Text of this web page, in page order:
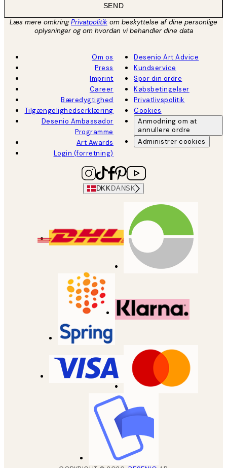
SEND
Læs mere omkringPrivatpolitik om beskyttelse af dine personlige
oplysninger og om hvordan vi behandler dine data
Om os
Press
Imprint
Career
Bæredygtighed
Tilgængelighedserklæring
Desenio Ambassador
Programme
Art Awards
Login (forretning)
Desenio Art Advice
Kundservice
Spor din ordre
Købsbetingelser
Privatlivspolitik
Cookies
Anmodning om at
annullere ordre
Administrer cookies
DKK DANSK